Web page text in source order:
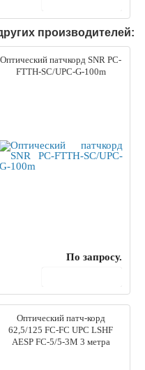
производителей:
Оптический патчкорд SNR PC-
FTTH-SC/UPC-G-100m
По запросу.
Оптический патч-корд
62,5/125 FC-FC UPC LSHF
AESP FC-5/5-3M 3 метра